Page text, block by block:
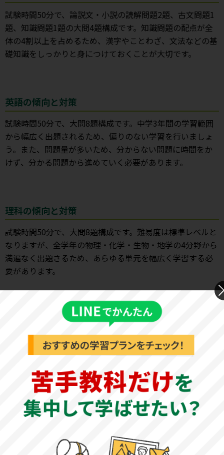
試験時間50分で、論説文・小説の読解問題2題、古文問題1
題、知識問題1題の大問4題構成です。知識問題の配点が全
体の4割以上を占めるため、漢字やことわざ、文法などの基
礎知識をしっかりと身につけておくことが大切です。
英語の傾向と対策
試験時間50分で、大問8題構成です。中学3年間の学習範囲
から幅広く出題されるため、偏りのない学習を行いましょ
う。また、問題量が多いため、分からない問題に時間をか
けず、分かる問題から進めていく必要があります。
理科の傾向と対策
試験時間50分で、大問8題構成です。難易度は標準レベルと
なりますが、全学年の物理・化学・生物・地学の4分野から
満遍なく出題さるため、あらゆる単元を幅広く学習する必
要があります。
社会の傾向と対策
試験時間50分で、地理2題、歴史2題、公民2題の大問6題構
成です。地理と歴史は標準レベルの問題となっているた
民の難易度はやや高くなっているため、基礎だけでなく応
用問題にも取り組んでおくことが大切です。